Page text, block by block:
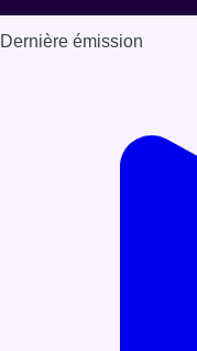
Dernière émission